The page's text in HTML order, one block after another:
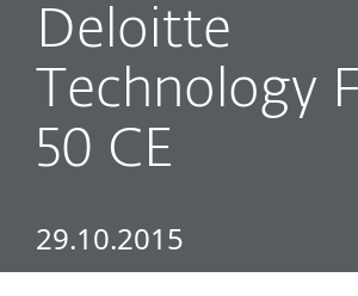
Deloitte
Technology
50 CE
29.10.2015